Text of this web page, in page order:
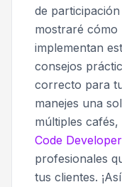
de
mostraré cómo
implementan
consejos
correcto para
manejes una
múltiples
Code Developer
profesionales
tus clientes.